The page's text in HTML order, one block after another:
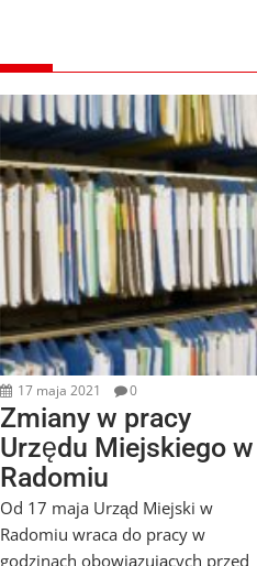
17 maja 2021 0
Zmiany w pracy
Urzędu Miejskiego w
Radomiu
Od 17 maja Urząd Miejski w
Radomiu wraca do pracy w
godzinach obowiązujących przed